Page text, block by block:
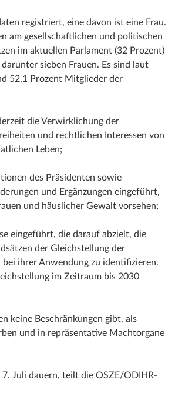
registriert, eine davon ist eine Frau.
am gesellschaftlichen und politischen
im aktuellen Parlament (32 Prozent)
sieben Frauen. Es sind laut
52,1 Prozent Mitglieder der
die Verwirklichung der
und rechtlichen Interessen von
Leben;
des Präsidenten sowie
und Ergänzungen eingeführt,
und häuslicher Gewalt vorsehen;
eingeführt, die darauf abzielt, die
der Gleichstellung der
ihrer Anwendung zu identifizieren.
im Zeitraum bis 2030
keine Beschränkungen gibt, als
und in repräsentative Machtorgane
Juli dauern, teilt die OSZE/ODIHR-